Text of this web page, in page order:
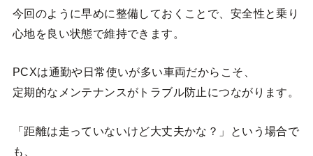
今回のように早めに整備しておくことで、安全性と乗り
心地を良い状態で維持できます。
PCXは通勤や日常使いが多い車両だからこそ、
定期的なメンテナンスがトラブル防止につながります。
「距離は走っていないけど大丈夫かな？」という場合で
も、